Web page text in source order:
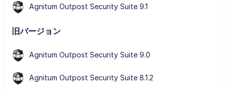
Agnitum Outpost Security Suite 9.1
旧バージョン
Agnitum Outpost Security Suite 9.0
Agnitum Outpost Security Suite 8.1.2